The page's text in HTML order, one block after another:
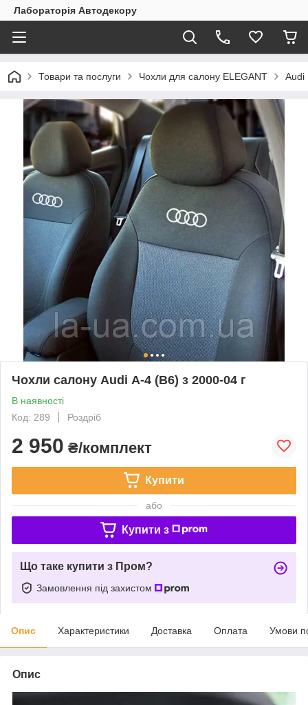
Лабораторія Автодекору
Товари та послуги Чохли для салону ELEGANT Audi
Чохли салону Audi А-4 (B6) з 2000-04 г
В наявності
Код: 289
Роздріб
2 950 ₴/комплект
Купити
або
Купити з
Що таке купити з Пром?
Замовлення під захистом
Опис Характеристики Доставка Оплата Умови
Опис